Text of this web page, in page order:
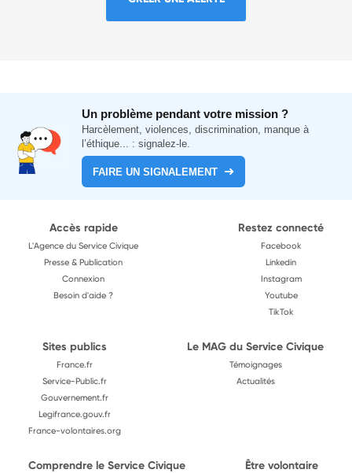
Un problème pendant votre mission ?
Harcèlement, violences, discrimination, manque à
l’éthique... : signalez-le.
FAIRE UN SIGNALEMENT
Accès rapide
L'Agence du Service Civique
Presse & Publication
Connexion
Besoin d'aide ?
Restez connecté
Facebook
Linkedin
Instagram
Youtube
TikTok
Sites publics
France.fr
Service-Public.fr
Gouvernement.fr
Legifrance.gouv.fr
France-volontaires.org
Le MAG du Service Civique
Témoignages
Actualités
Comprendre le Service Civique Être volontaire